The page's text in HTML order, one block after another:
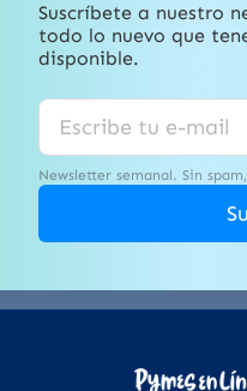
Suscríbete a nuestro
todo lo nuevo que
disponible.
Newsletter semanal. Sin